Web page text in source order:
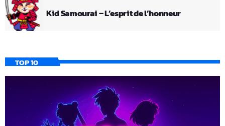
Kid Samourai – L’esprit de l’honneur
TOP 10